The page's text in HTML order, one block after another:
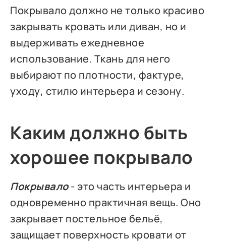
Покрывало должно не только красиво
закрывать кровать или диван, но и
выдерживать ежедневное
использование. Ткань для него
выбирают по плотности, фактуре,
уходу, стилю интерьера и сезону.
Каким должно быть
хорошее покрывало
Покрывало- это часть интерьера и
одновременно практичная вещь. Оно
закрывает постельное бельё,
защищает поверхность кровати от